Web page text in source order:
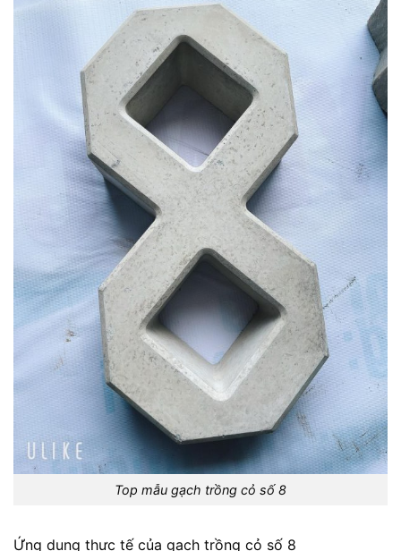
Top mẫu gạch trồng cỏ số 8
Ứng dụng thực tế của gạch trồng cỏ số 8